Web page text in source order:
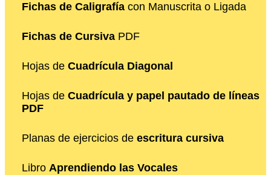
Fichas de Caligrafía con Manuscrita o Ligada
Fichas de Cursiva PDF
Hojas de Cuadrícula Diagonal
Hojas de Cuadrícula y papel pautado de líneas
PDF
Planas de ejercicios de escritura cursiva
Libro Aprendiendo las Vocales